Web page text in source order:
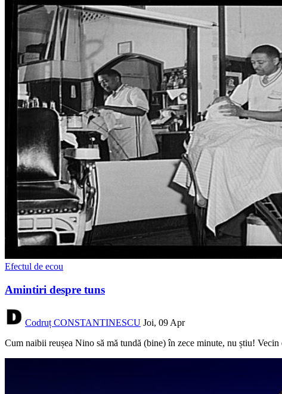
Efectul de ecou
Amintiri despre tuns
Codruț CONSTANTINESCU Joi, 09 Apr
Cum naibii reușea Nino să mă tundă (bine) în zece minute, nu știu!